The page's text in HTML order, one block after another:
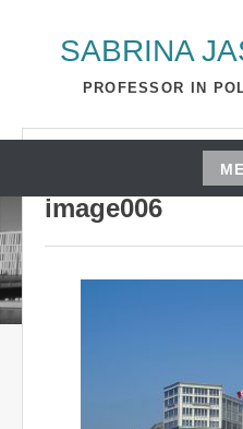
SABRINA
PROFESSOR IN
Zum
Inhalt
springen
image006